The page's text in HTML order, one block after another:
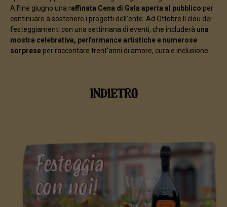
A Fine giugno una raffinata Cena di Gala aperta al pubblico per
continuare a sostenere i progetti dell'ente. Ad Ottobre Il clou dei
festeggiamenti con una settimana di eventi, che includerà una
mostra celebrativa, performance artistiche e numerose
sorprese per raccontare trent'anni di amore, cura e inclusione
INDIETRO